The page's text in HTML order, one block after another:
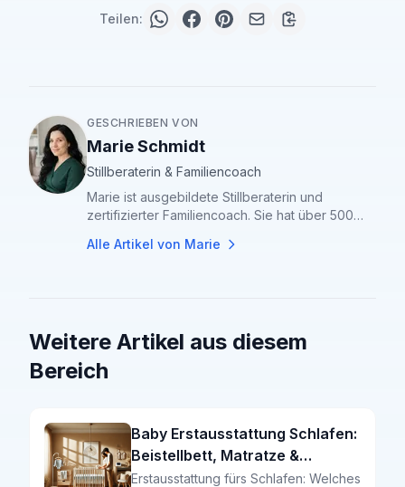
Teilen:
GESCHRIEBEN VON
Marie Schmidt
Stillberaterin & Familiencoach
Marie ist ausgebildete Stillberaterin und
zertifizierter Familiencoach. Sie hat über 500
Lebensjahre begleitet.
Alle Artikel von Marie
Weitere Artikel aus diesem
Bereich
Baby Erstausstattung Schlafen:
Beistellbett, Matratze &
Schlafsack
Erstausstattung fürs Schlafen: Welches